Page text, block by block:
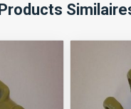
Products